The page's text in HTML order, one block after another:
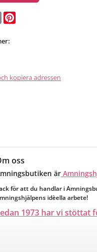
Email
kopiera adressen
oss
är
för att du handlar i
idèella arbete!
1973 har vi stöttat